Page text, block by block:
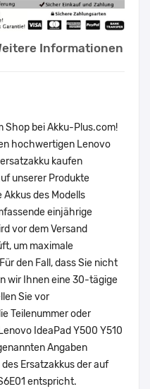
Informationen
Shop bei Akku-Plus.com!
hochwertigen Lenovo
kaufen
unserer Produkte
Akkus des Modells
einjährige
vor dem Versand
um maximale
den Fall, dass Sie nicht
wir Ihnen eine 30-tägige
Sie vor
Teilenummer oder
IdeaPad Y500 Y510
Angaben
Ersatzakkus der auf
entspricht.